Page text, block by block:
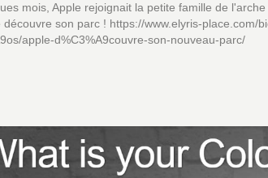
mois, Apple rejoignait la petite famille de
découvre son parc ! https://www.elyris-place.com/
apple-d%C3%A9couvre-son-nouveau-parc/